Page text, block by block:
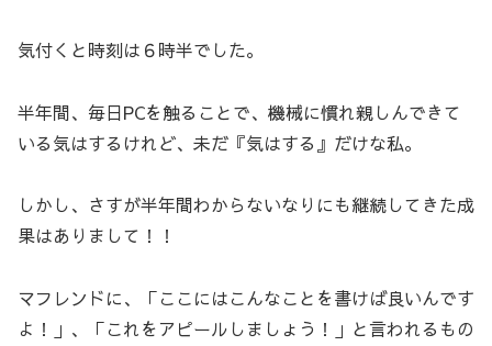
気付くと時刻は６時半でした。
半年間、毎日PCを触ることで、機械に慣れ親しんできて
いる気はするけれど、未だ『気はする』だけな私。
しかし、さすが半年間わからないなりにも継続してきた成
果はありまして！！
マフレンドに、「ここにはこんなことを書けば良いんです
よ！」、「これをアピールしましょう！」と言われるもの